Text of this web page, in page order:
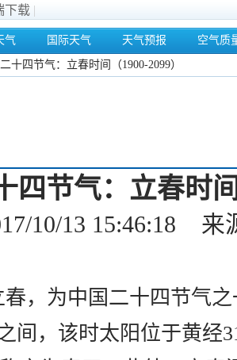
下载 |
气 国际天气 天气预报 空气质
十四节气：立春时间（1900-2099）
四节气：立春时
10/13 15:46:18 来
春，为中国二十四节气
间，该时太阳位于黄经